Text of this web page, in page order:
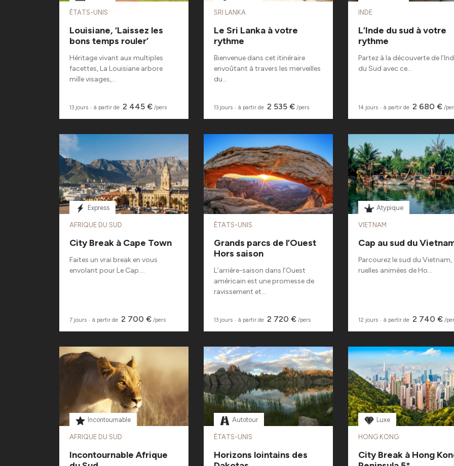
ÉTATS-UNIS
Louisiane, ‘Laissez les
bons temps rouler’
Héritage vivant aux multiples
facettes, La Louisiane arbore
mille visages,...
13 jours ‧ à partir de 2 445 € /pers
SRI LANKA
Le Sri Lanka à votre
rythme
Bienvenue dans cet itinéraire
envoûtant à travers les merveilles
du...
13 jours ‧ à partir de 2 535 € /pers
INDE
L’Inde du sud à votre
rythme
Partez à la découverte de
du Sud avec ce...
14 jours ‧ à partir de 2 680 € /
Express
AFRIQUE DU SUD
City Break à Cape Town
Faites un vrai break en vous
envolant pour Le Cap....
7 jours ‧ à partir de 2 700 € /pers
ÉTATS-UNIS
Grands parcs de l’Ouest
Hors saison
L’arrière-saison dans l’Ouest
américain est une promesse de
ravissement et...
13 jours ‧ à partir de 2 720 € /pers
Atypique
VIETNAM
Cap au sud du
Parcourez le sud du Vietnam,
ruelles animées de Ho...
12 jours ‧ à partir de 2 740 € /
Incontournable
AFRIQUE DU SUD
Incontournable Afrique
Autotour
ÉTATS-UNIS
Horizons lointains des
Luxe
HONG KONG
City Break à Hong